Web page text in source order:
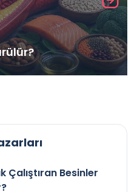
Çalıştıran Besinler